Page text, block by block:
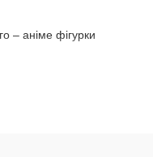
– аніме фігурки